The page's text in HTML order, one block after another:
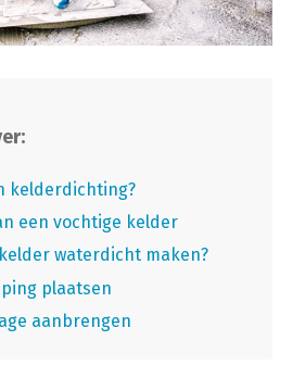
kelderdichting?
een vochtige kelder
waterdicht maken?
plaatsen
aanbrengen